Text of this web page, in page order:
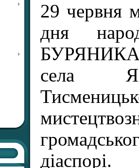
29 червня
дня
села
діаспорі.